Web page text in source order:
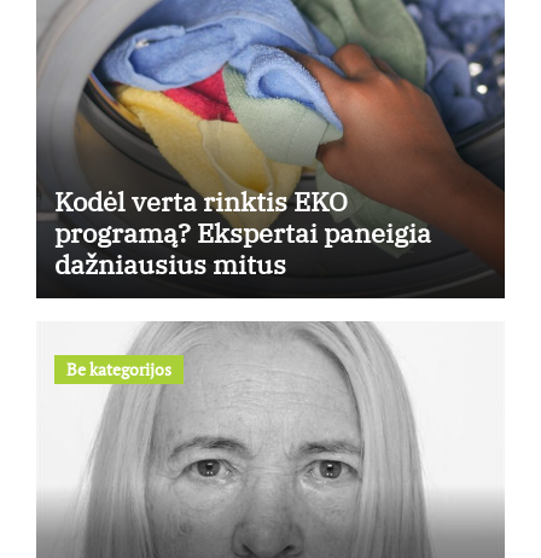
Kodėl verta rinktis EKO
programą? Ekspertai paneigia
dažniausius mitus
Be kategorijos